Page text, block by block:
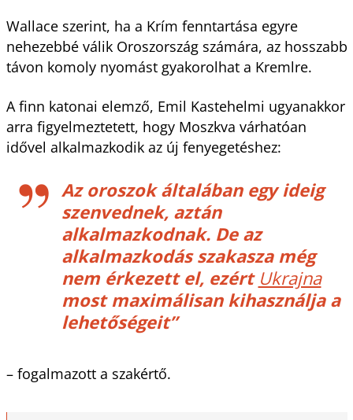
Wallace szerint, ha a Krím fenntartása egyre
nehezebbé válik Oroszország számára, az hosszabb
távon komoly nyomást gyakorolhat a Kremlre.
A finn katonai elemző, Emil Kastehelmi ugyanakkor
arra figyelmeztetett, hogy Moszkva várhatóan
idővel alkalmazkodik az új fenyegetéshez:
Az oroszok általában egy ideig
szenvednek, aztán
alkalmazkodnak. De az
alkalmazkodás szakasza még
nem érkezett el, ezért Ukrajna
most maximálisan kihasználja a
lehetőségeit”
– fogalmazott a szakértő.